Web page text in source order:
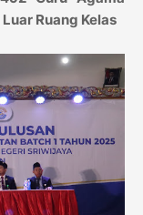
Ruang Kelas